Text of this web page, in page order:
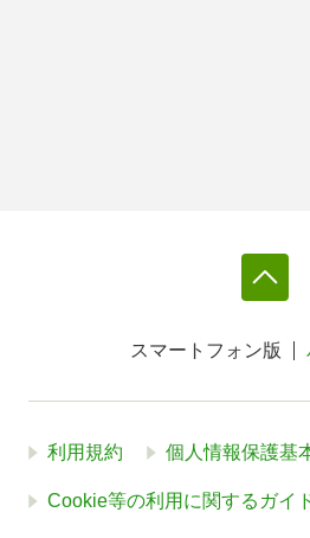
スマートフォン版
利用規約 個人情報保護基
Cookie等の利用に関するガイ